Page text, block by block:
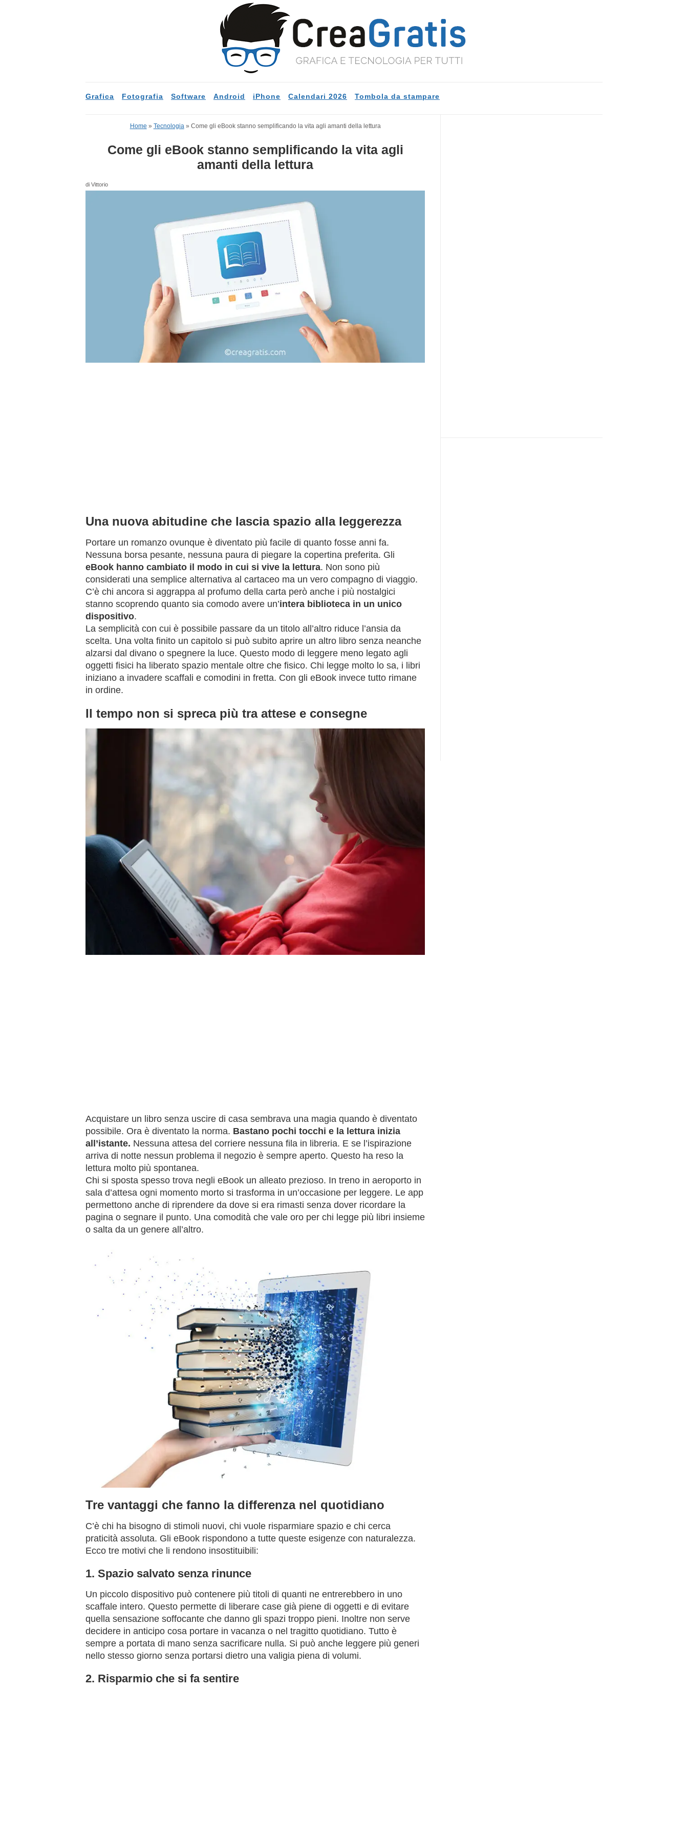
Grafica Fotografia Software Android iPhone Calendari 2026 Tombola da stampare
Home » Tecnologia» Come gli eBook stanno semplificando la vita agli amanti della lettura
Come gli eBook stanno semplificando la vita agli
amanti della lettura
di Vittorio
Una nuova abitudine che lascia spazio alla leggerezza
Portare un romanzo ovunque è diventato più facile di quanto fosse anni fa.
Nessuna borsa pesante, nessuna paura di piegare la copertina preferita. Gli
eBook hanno cambiato il modo in cui si vive la lettura. Non sono più
considerati una semplice alternativa al cartaceo ma un vero compagno di viaggio.
C’è chi ancora si aggrappa al profumo della carta però anche i più nostalgici
stanno scoprendo quanto sia comodo avere un’intera biblioteca in un unico
dispositivo.
La semplicità con cui è possibile passare da un titolo all’altro riduce l’ansia da
scelta. Una volta finito un capitolo si può subito aprire un altro libro senza neanche
alzarsi dal divano o spegnere la luce. Questo modo di leggere meno legato agli
oggetti fisici ha liberato spazio mentale oltre che fisico. Chi legge molto lo sa, i libri
iniziano a invadere scaffali e comodini in fretta. Con gli eBook invece tutto rimane
in ordine.
Il tempo non si spreca più tra attese e consegne
Acquistare un libro senza uscire di casa sembrava una magia quando è diventato
possibile. Ora è diventato la norma. Bastano pochi tocchi e la lettura inizia
all’istante. Nessuna attesa del corriere nessuna fila in libreria. E se l’ispirazione
arriva di notte nessun problema il negozio è sempre aperto. Questo ha reso la
lettura molto più spontanea.
Chi si sposta spesso trova negli eBook un alleato prezioso. In treno in aeroporto in
sala d’attesa ogni momento morto si trasforma in un’occasione per leggere. Le app
permettono anche di riprendere da dove si era rimasti senza dover ricordare la
pagina o segnare il punto. Una comodità che vale oro per chi legge più libri insieme
o salta da un genere all’altro.
Tre vantaggi che fanno la differenza nel quotidiano
C’è chi ha bisogno di stimoli nuovi, chi vuole risparmiare spazio e chi cerca
praticità assoluta. Gli eBook rispondono a tutte queste esigenze con naturalezza.
Ecco tre motivi che li rendono insostituibili:
1. Spazio salvato senza rinunce
Un piccolo dispositivo può contenere più titoli di quanti ne entrerebbero in uno
scaffale intero. Questo permette di liberare case già piene di oggetti e di evitare
quella sensazione soffocante che danno gli spazi troppo pieni. Inoltre non serve
decidere in anticipo cosa portare in vacanza o nel tragitto quotidiano. Tutto è
sempre a portata di mano senza sacrificare nulla. Si può anche leggere più generi
nello stesso giorno senza portarsi dietro una valigia piena di volumi.
2. Risparmio che si fa sentire